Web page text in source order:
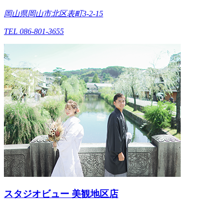
岡山県岡山市北区表町3-2-15
TEL 086-801-3655
スタジオビュー 美観地区店